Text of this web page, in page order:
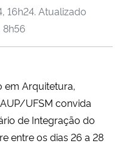
e Comunicações
16h24. Atualizado
em Arquitetura,
UFSM convida
de Integração do
entre os dias 26 a 28